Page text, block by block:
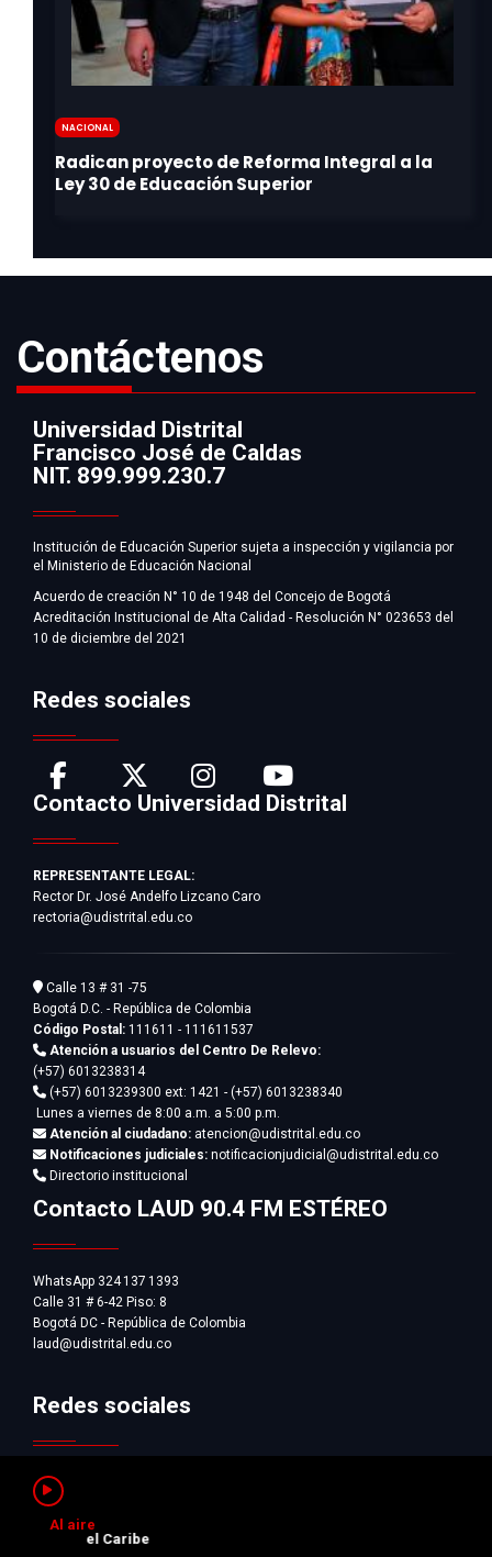
Al aire
y del Caribe
Nacional
Contáctenos
Información
Universidad Distrital
Francisco José de Caldas
NIT. 899.999.230.7
Institución de Educación Superior sujeta a inspección y vigilancia por
el Ministerio de Educación Nacional
Acuerdo de creación N° 10 de 1948 del Concejo de Bogotá
Acreditación Institucional de Alta Calidad - Resolución N° 023653 del
10 de diciembre del 2021
Redes sociales
Contacto Universidad Distrital
REPRESENTANTE LEGAL:
Rector Dr. José Andelfo Lizcano Caro
rectoria@udistrital.edu.co
Calle 13 # 31 -75
Bogotá D.C. - República de Colombia
Código Postal: 111611 - 111611537
Atención a usuarios del Centro De Relevo:
(+57) 6013238314
(+57) 6013239300 ext: 1421 - (+57) 6013238340
Lunes a viernes de 8:00 a.m. a 5:00 p.m.
Atención al ciudadano: atencion@udistrital.edu.co
Notificaciones judiciales: notificacionjudicial@udistrital.edu.co
Directorio institucional
Contacto LAUD 90.4 FM ESTÉREO
WhatsApp 324 137 1393
Calle 31 # 6-42 Piso: 8
Bogotá DC - República de Colombia
laud@udistrital.edu.co
Redes sociales